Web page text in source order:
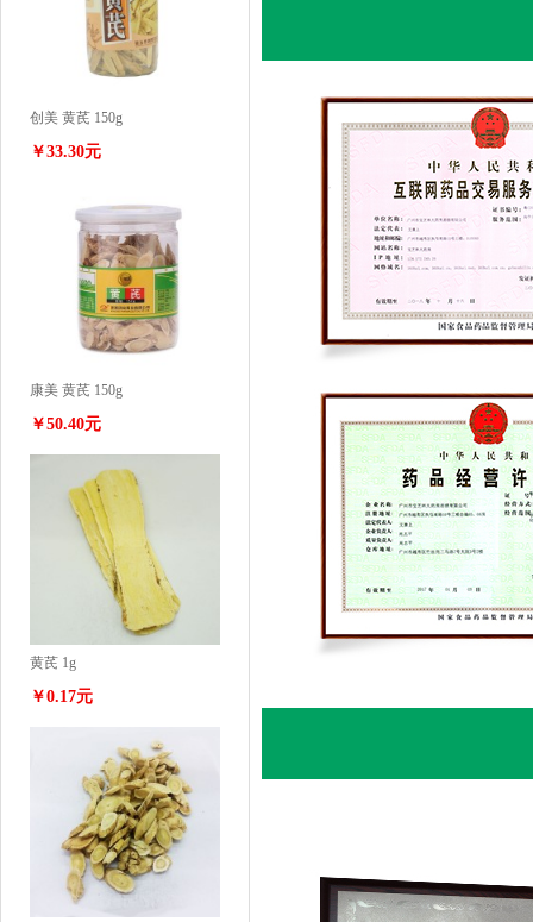
创美 黄芪 150g
￥33.30元
康美 黄芪 150g
￥50.40元
黄芪 1g
￥0.17元